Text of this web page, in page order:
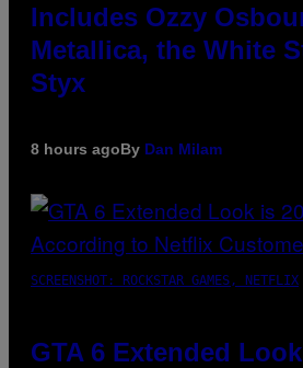
Includes Ozzy
Metallica, the White
Styx
8 hours agoBy Dan Milam
SCREENSHOT: ROCKSTAR GAMES, NETFLIX
GTA 6 Extended